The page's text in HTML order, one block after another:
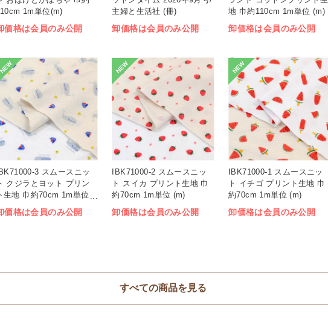
1m単位(m)
価格は会員のみ公開
主婦と生活社 (冊)
卸価格は会員のみ公開
地 巾約110cm 1m単位 (m)
卸価格は会員のみ公開
NEW
IBK71000-3 スムースニッ
クジラとヨット プリン
生地 巾約70cm 1m単位
価格は会員のみ公開
NEW
IBK71000-2 スムースニッ
ト スイカ プリント生地 巾
約70cm 1m単位 (m)
卸価格は会員のみ公開
NEW
IBK71000-1 スムースニッ
ト イチゴ プリント生地 巾
約70cm 1m単位 (m)
卸価格は会員のみ公開
すべての商品を見る